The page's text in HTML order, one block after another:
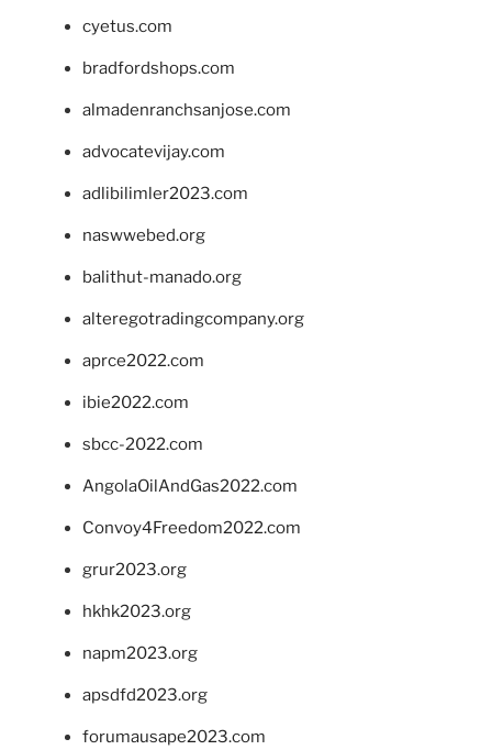
cyetus.com
bradfordshops.com
almadenranchsanjose.com
advocatevijay.com
adlibilimler2023.com
naswwebed.org
balithut-manado.org
alteregotradingcompany.org
aprce2022.com
ibie2022.com
sbcc-2022.com
AngolaOilAndGas2022.com
Convoy4Freedom2022.com
grur2023.org
hkhk2023.org
napm2023.org
apsdfd2023.org
forumausape2023.com